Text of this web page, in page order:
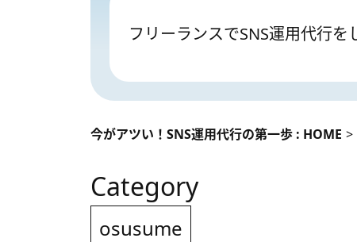
フリーランスでSNS運用代行を
今がアツい！SNS運用代行の第一歩 : HOME >
Category
osusume